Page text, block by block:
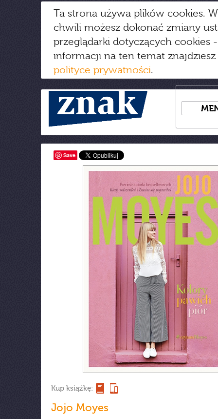
Ta strona używa plików cookies.
chwili możesz dokonać zmiany
przeglądarki dotyczących cookies
informacji na ten temat
polityce prywatności.
Save
Kup książkę:
Jojo Moyes